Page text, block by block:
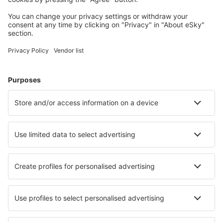
Hotely v Kostarice - Oblíbená města
Hotely v San José Hotely v Tamarindu Hotely in Jaco
Hotely Nicoya Peninsula Hotely in Marbella
Nejlepší hotely - města
Hotely in Methnoni Hotely in Rabanal Del Camino
Hotely in Póvoa de Santa Iria Hotely in Paradise Valley
Hotely in Puck Hotely in Canalicchio